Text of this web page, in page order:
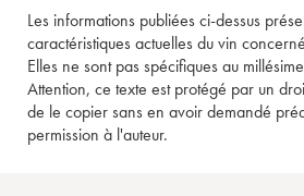
Les informations publiées ci-dessus
caractéristiques actuelles du vin
Elles ne sont pas spécifiques au
Attention, ce texte est protégé par un
de le copier sans en avoir demandé
permission à l'auteur.